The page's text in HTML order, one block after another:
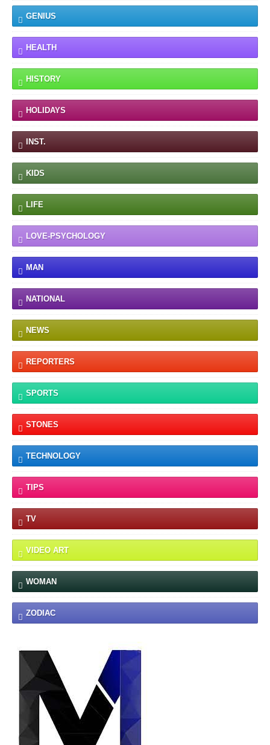
GENIUS
HEALTH
HISTORY
HOLIDAYS
INST.
KIDS
LIFE
LOVE-PSYCHOLOGY
MAN
NATIONAL
NEWS
REPORTERS
SPORTS
STONES
TECHNOLOGY
TIPS
TV
VIDEO ART
WOMAN
ZODIAC